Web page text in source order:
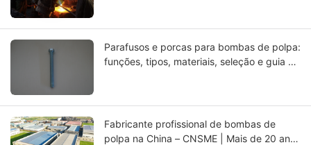
Parafusos e porcas para bombas de polpa:
funções, tipos, materiais, seleção e guia de
Fabricante profissional de bombas de
polpa na China – CNSME | Mais de 20 anos